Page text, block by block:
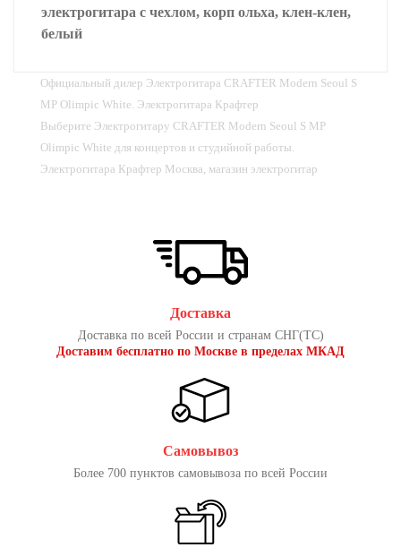
электрогитара с чехлом, корп ольха, клен-клен,
белый
Официальный дилер Электрогитара CRAFTER Modern Seoul S
MP Olimpic White. Электрогитара Крафтер
Выберите Электрогитару CRAFTER Modern Seoul S MP
Olimpic White для концертов и студийной работы.
Электрогитара Крафтер Москва, магазин электрогитар
Доставка
Доставка по всей России и странам СНГ(ТС)
Доставим бесплатно по Москве в пределах МКАД
Самовывоз
Более 700 пунктов самовывоза по всей России